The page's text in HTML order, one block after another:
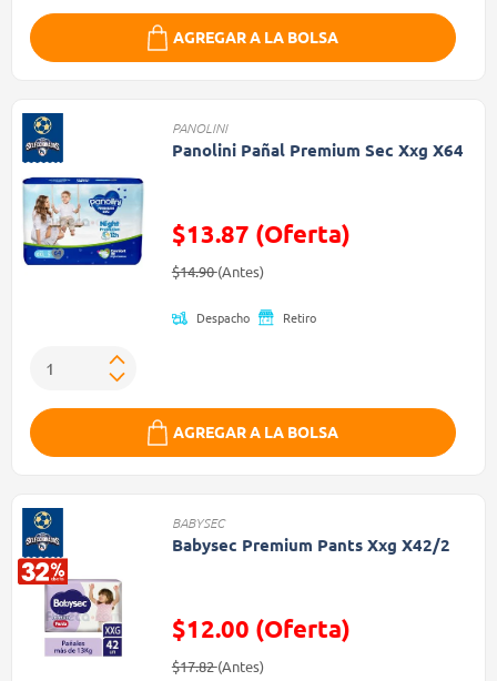
AGREGAR A LA BOLSA
PANOLINI
Panolini Pañal Premium Sec Xxg X64
$13.87 (Oferta)
Precio reducido de
$14.90(Antes)(Oferta)
Despacho Retiro
AGREGAR A LA BOLSA
BABYSEC
Babysec Premium Pants Xxg X42/2
$12.00 (Oferta)
Precio reducido de
$17.82(Antes)(Oferta)